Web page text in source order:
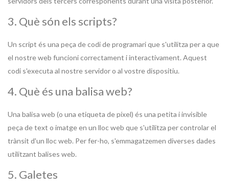
3. Què són els scripts?
Un script és una peça de codi de programari que s'utilitza per a que
el nostre web funcioni correctament i interactivament. Aquest
codi s'executa al nostre servidor o al vostre dispositiu.
4. Què és una balisa web?
Una balisa web (o una etiqueta de píxel) és una petita i invisible
peça de text o imatge en un lloc web que s'utilitza per controlar el
trànsit d'un lloc web. Per fer-ho, s'emmagatzemen diverses dades
utilitzant balises web.
5. Galetes